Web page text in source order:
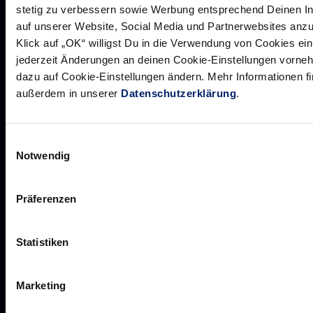
stetig zu verbessern sowie Werbung entsprechend Deinen
auf unserer Website, Social Media und Partnerwebsites
Klick auf „OK“ willigst Du in die Verwendung von Cookies
jederzeit Änderungen an deinen Cookie-Einstellungen
dazu auf Cookie-Einstellungen ändern. Mehr Informationen
außerdem in unserer Datenschutzerklärung
Notwendig
Präferenzen
Statistiken
Marketing
Über
klicken